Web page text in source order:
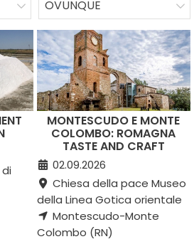
OVUNQUE
MONTESCUDO E MONTE
COLOMBO: ROMAGNA
TASTE AND CRAFT
02.09.2026
Chiesa della pace Museo
della Linea Gotica orientale
Montescudo-Monte
Colombo (RN)